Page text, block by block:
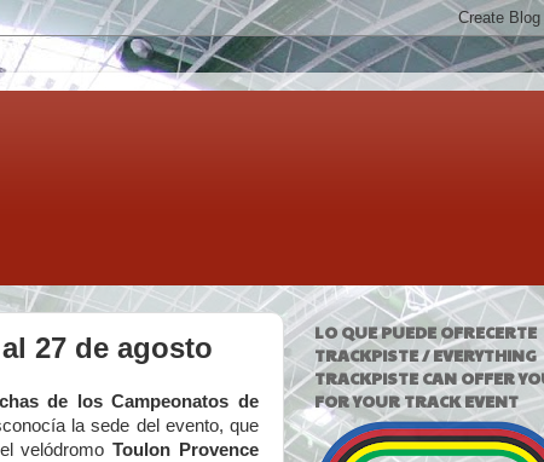
27 de agosto
de los Campeonatos de
la sede del evento, que
velódromoToulon Provence
LO QUE PUEDE OFRECERTE
TRACKPISTE / EVERYTHING
TRACKPISTE CAN OFFER
FOR YOUR TRACK EVENT